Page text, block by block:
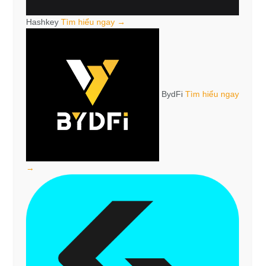
Hashkey Tìm hiểu ngay →
BydFi Tìm hiểu ngay
→